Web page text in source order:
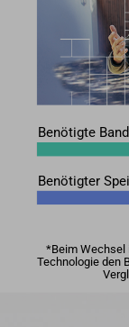
*Beim Wechsel
Technologie den
Benötigte
Benötigter